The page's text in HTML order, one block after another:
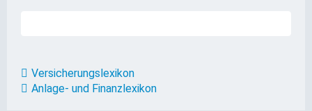
Versicherungslexikon
Anlage- und Finanzlexikon